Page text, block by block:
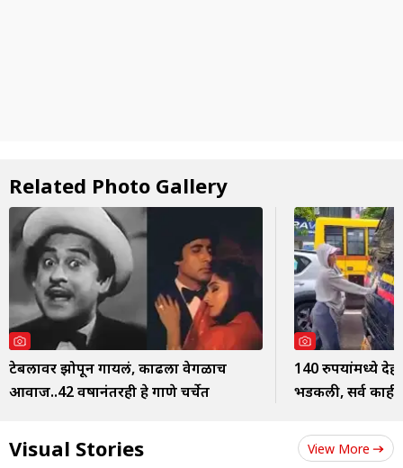
Related Photo Gallery
टेबलावर झोपून गायलं, काढला वेगळाच
आवाज..42 वर्षांनंतरही हे गाणे चर्चेत
140 रुपयांमध्ये
भडकली, सर्व
Visual Stories View More